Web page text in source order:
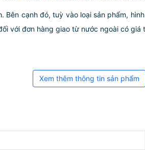
Bên cạnh đó, tuỳ vào loại sản phẩm,
với đơn hàng giao từ nước ngoài có giá
Xem thêm thông tin sản phẩm